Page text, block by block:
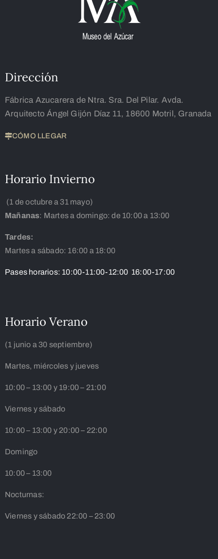
Dirección
Fábrica Azucarera de Ntra. Sra. Del Pilar. Avda.
Arquitecto Ángel Gijón Díaz 11, 18600 Motril, Granada
CÓMO LLEGAR
Horario Invierno
(1 de octubre a 31 mayo)
Mañanas: Martes a domingo: de 10:00 a 13:00
Tardes:
Martes a sábado: 16:00 a 18:00
Pases horarios: 10:00-11:00-12:00 16:00-17:00
Horario Verano
(1 junio a 30 septiembre)
Martes, miércoles y jueves
10:00 – 13:00 y 19:00 – 21:00
Viernes y sábado
10:00 – 13:00 y 20:00 – 22:00
Domingo
10:00 – 13:00
Nocturnas:
Viernes y sábado 22:00 – 23:00